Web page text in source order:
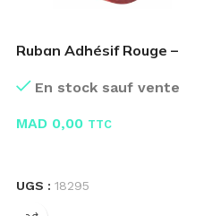
Ruban Adhésif Rouge –
En stock sauf vente
MAD 0,00 TTC
UGS : 18295